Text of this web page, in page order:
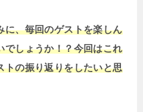
に、毎回のゲストを楽しん
でしょうか！？今回はこれ
トの振り返りをしたいと思